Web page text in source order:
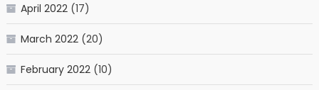
April 2022(17)
March 2022(20)
February 2022(10)